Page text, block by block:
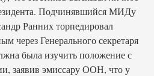
Подчинявшийся МИДу
Ранних торпедировал
через Генерального секретаря
была изучить положение с
заявив эмиссару ООН, что у